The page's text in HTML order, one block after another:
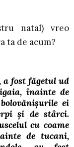
natal) vreo
ta de acum?
a fost făgetul ud
înainte de
ei
și de stârci.
cu coame
de tucani,